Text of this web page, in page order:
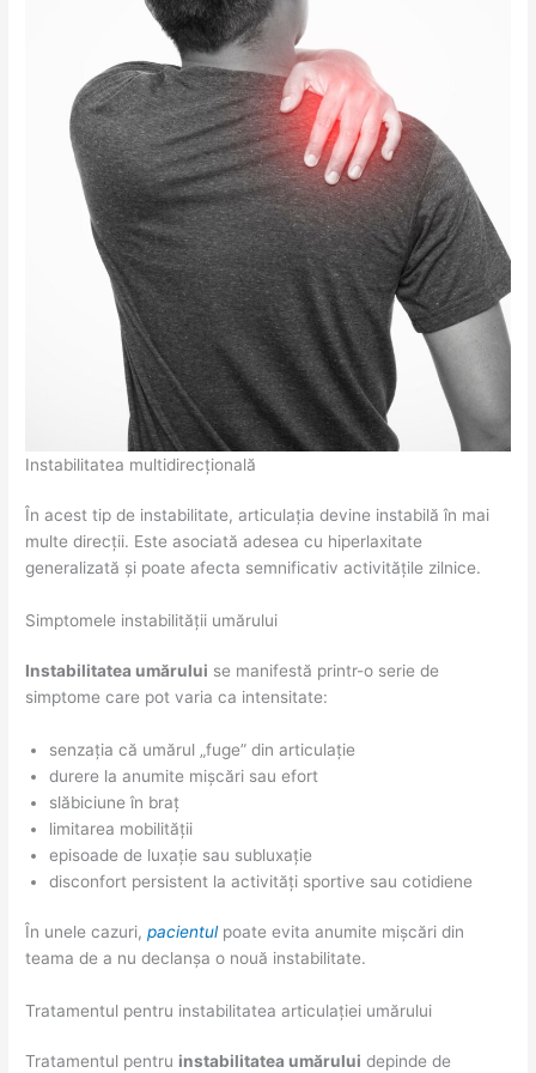
Instabilitatea multidirecțională
În acest tip de instabilitate, articulația devine instabilă în mai
multe direcții. Este asociată adesea cu hiperlaxitate
generalizată și poate afecta semnificativ activitățile zilnice.
Simptomele instabilității umărului
Instabilitatea umărului se manifestă printr-o serie de
simptome care pot varia ca intensitate:
senzația că umărul „fuge” din articulație
durere la anumite mișcări sau efort
slăbiciune în braț
limitarea mobilității
episoade de luxație sau subluxație
disconfort persistent la activități sportive sau cotidiene
În unele cazuri,pacientul poate evita anumite mișcări din
teama de a nu declanșa o nouă instabilitate.
Tratamentul pentru instabilitatea articulației umărului
Tratamentul pentru instabilitatea umărului depinde de